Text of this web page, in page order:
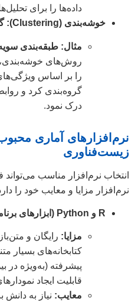
داده‌ها را برای
خوشه‌بندی (Clustering): گروه‌بندی داده‌ها:
مثال: طبقه‌بندی
روش‌های خوشه‌بندی،
را بر اساس
گروه‌بندی کرد و
درک نمود.
نرم‌افزارهای آماری
زیست‌فناوری
انتخاب نرم‌افزار مناسب می‌تواند
نرم‌افزار مزایا و معایب خود را
R و Python (ابزارهای برنامه‌نویسی و قدرتمند):
مزایا: رایگان و
کتابخانه‌های بسیار
پیشرفته (به‌ویژه در
قابلیت ایجاد
معایب: نیاز به دانش